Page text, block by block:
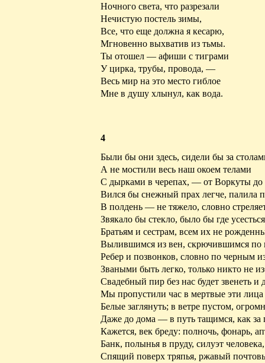
Ночного света, что разрезали
Нечистую постель зимы,
Все, что еще должна я кесарю,
Мгновенно выхватив из тьмы.
Ты отошел — афиши с тиграми
У цирка, трубы, провода, —
Весь мир на это место гиблое
Мне в душу хлынул, как вода.
4
Были бы они здесь, сидели бы за
А не мостили весь наш окоем телами
С дырками в черепах, — от Воркуты
Вился бы снежный прах легче, палила
В полдень — не тяжело, словно
Звякало бы стекло, было бы где усесться
Братьям и сестрам, всем их не
Вылившимся из вен, скрючившимся по
Ребер и позвонков, словно по черным
Зваными быть легко, только никто не
Свадебный пир без нас будет звенеть и
Мы пропустили час в мертвые эти лица
Белые заглянуть; в ветре пустом,
Даже до дома — в путь тащимся, как за
Кажется, век бреду: полночь, фонарь,
Банк, полынья в пруду, силуэт человека,
Спящий поверх тряпья, ржавый